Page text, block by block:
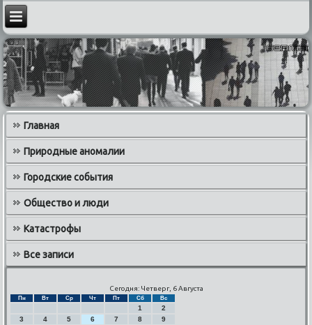
Главная
Природные аномалии
Городские события
Общество и люди
Катастрофы
Все записи
Сегодня: Четверг, 6 Августа
Пн Вт Ср Чт Пт Сб Вс
1
2
3
4 5 6 7 8
9